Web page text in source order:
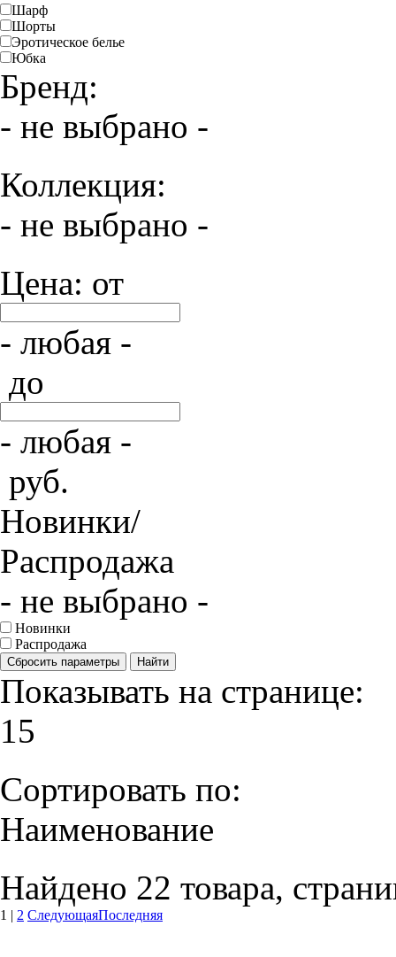
Шарф
Шорты
Эротическое белье
Юбка
Бренд:
- не выбрано -
Коллекция:
- не выбрано -
Цена: от
- любая -
до
- любая -
руб.
Новинки/
Распродажа
- не выбрано -
Новинки
Распродажа
Сбросить параметры Найти
Показывать на странице:
15
Сортировать по:
Наименование
Найдено 22 товара,
1 | 2 СледующаяПоследняя